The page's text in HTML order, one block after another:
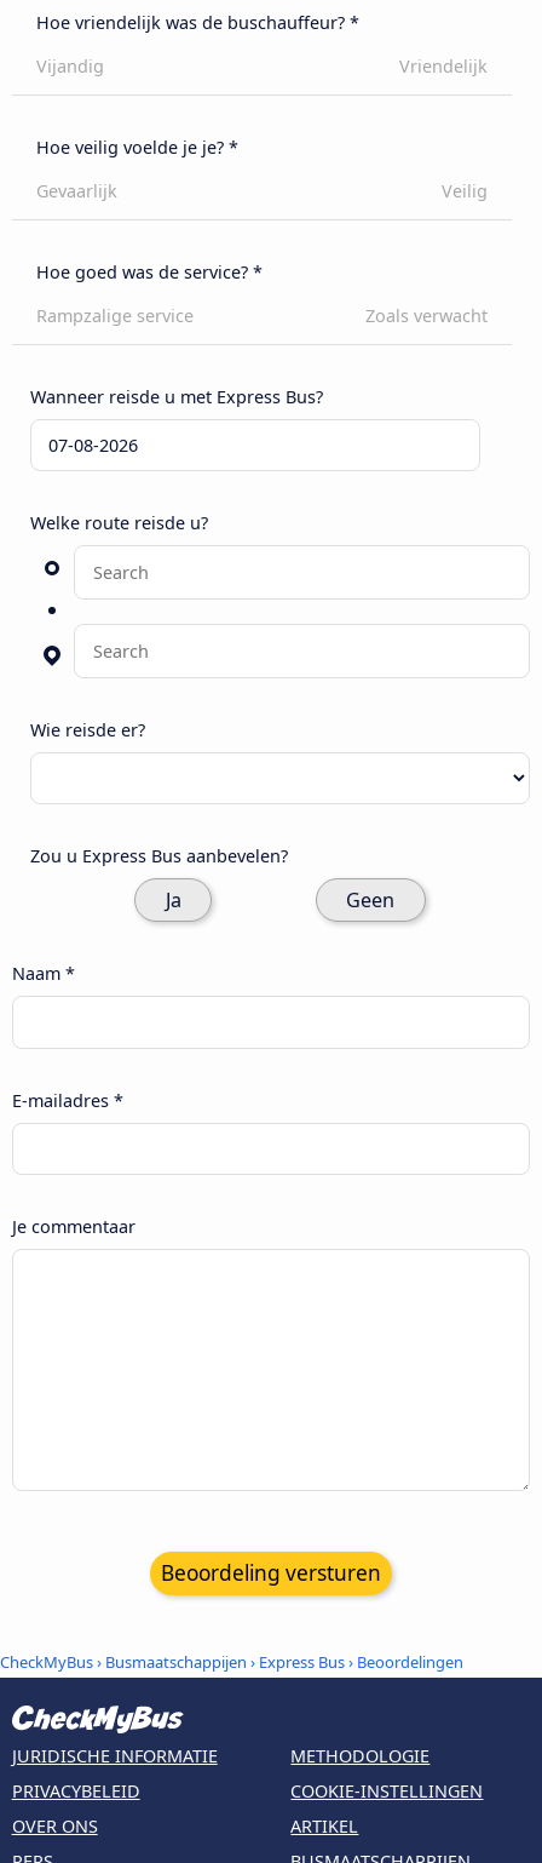
Hoe vriendelijk was de buschauffeur? *
Vijandig
Vriendelijk
Hoe veilig voelde je je? *
Gevaarlijk
Veilig
Hoe goed was de service? *
Rampzalige service
Zoals verwacht
Wanneer reisde u met Express Bus?
Welke route reisde u?
Wie reisde er?
Zou u Express Bus aanbevelen?
Ja Geen
Naam *
E-mailadres *
Je commentaar
Beoordeling versturen
CheckMyBus› Busmaatschappijen › Express Bus› Beoordelingen
JURIDISCHE INFORMATIE
PRIVACYBELEID
OVER ONS
METHODOLOGIE
COOKIE-INSTELLINGEN
ARTIKEL